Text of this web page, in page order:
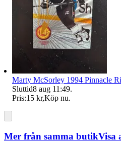
Marty McSorley 1994 Pinnacle
Sluttid8 aug 11:49.
Pris:15 kr,Köp nu.
Mer från samma butikVisa